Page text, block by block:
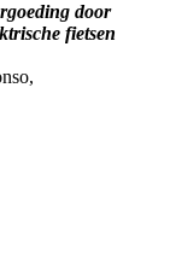
door
fietsen